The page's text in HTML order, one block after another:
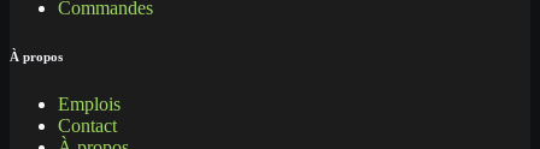
Commandes
À propos
Emplois
Contact